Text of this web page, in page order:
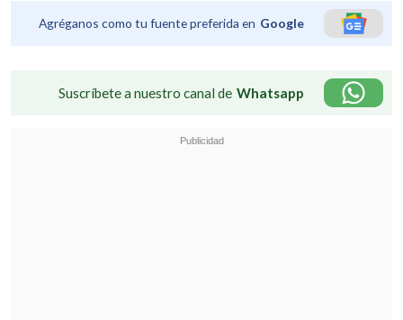
Agréganos como tu fuente preferida en Google
Suscríbete a nuestro canal de Whatsapp